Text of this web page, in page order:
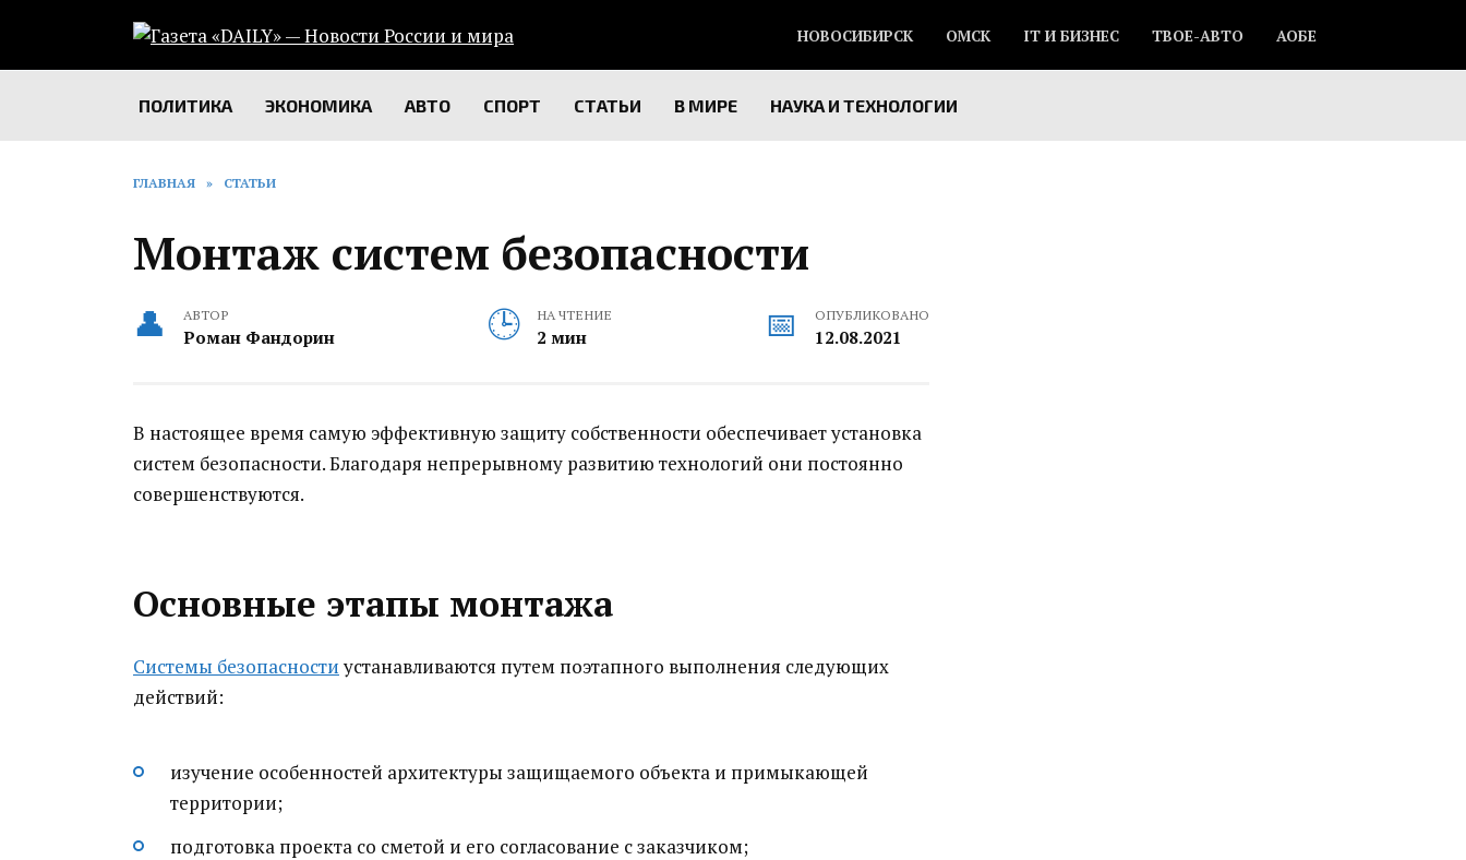
содержанию
НОВОСИБИРСК ОМСК IT И БИЗНЕС ТВОЕ-АВТО АОБЕ
ПОЛИТИКА ЭКОНОМИКА АВТО СПОРТ СТАТЬИ В МИРЕ НАУКА И ТЕХНОЛОГИИ
ГЛАВНАЯ » СТАТЬИ
Монтаж систем безопасности
АВТОР
Роман Фандорин
НА ЧТЕНИЕ
2 мин
ОПУБЛИКОВАНО
12.08.2021
В настоящее время самую эффективную защиту собственности обеспечивает установка
систем безопасности. Благодаря непрерывному развитию технологий они постоянно
совершенствуются.
Основные этапы монтажа
Системы безопасности устанавливаются путем поэтапного выполнения следующих
действий:
изучение особенностей архитектуры защищаемого объекта и примыкающей
территории;
подготовка проекта со сметой и его согласование с заказчиком;